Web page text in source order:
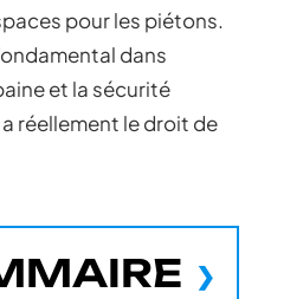
pour les piétons.
dans
et la sécurité
réellement le droit de